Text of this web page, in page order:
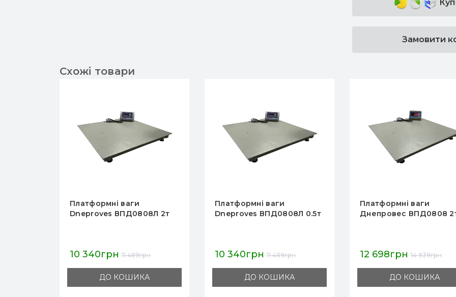
Замовити
Схожі товари
Платформні ваги
Dneproves ВПД0808Л 0.5т
10 340грн 11 489грн
ДО КОШИКА
Платформні ваги
Днепровес ВПД0808 2т
12 698грн 14 939грн
ДО КОШИКА
Платформні ваги
Днепровес ВПД0808
12 698грн 14 939грн
ДО КОШИКА